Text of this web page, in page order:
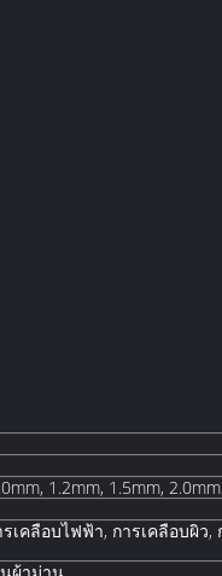
1.2mm, 1.5mm, 2.0mm
เคลือบไฟฟ้า, การเคลือบผิว,